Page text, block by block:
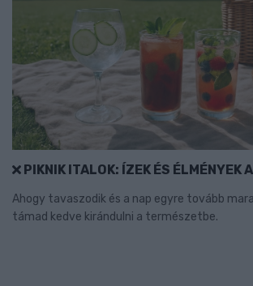
PIKNIK ITALOK: ÍZEK ÉS ÉLMÉNYEK
Ahogy tavaszodik és a nap egyre tovább
támad kedve kirándulni a természetbe.